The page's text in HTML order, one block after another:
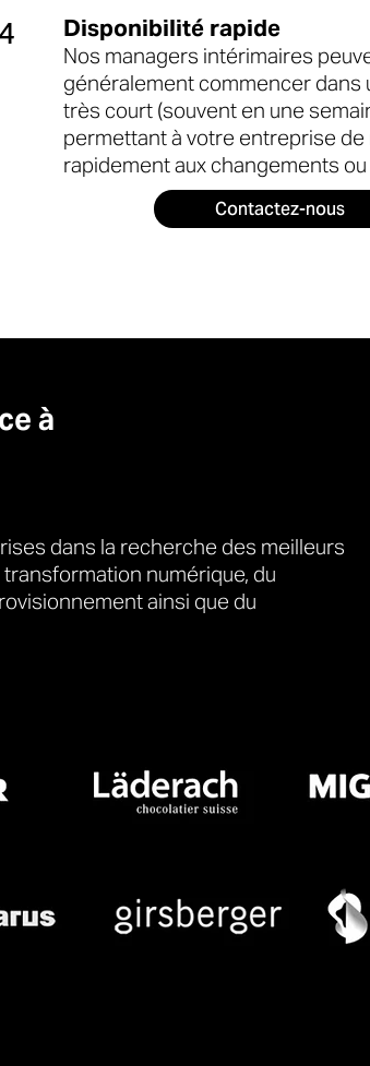
4 Disponibilité rapide
Nos managers intérimaires
généralement commencer dans
très court (souvent en une
permettant à votre entreprise de
rapidement aux changements
Contactez-nous
à
dans la recherche des meilleurs
numérique, du
ainsi que du